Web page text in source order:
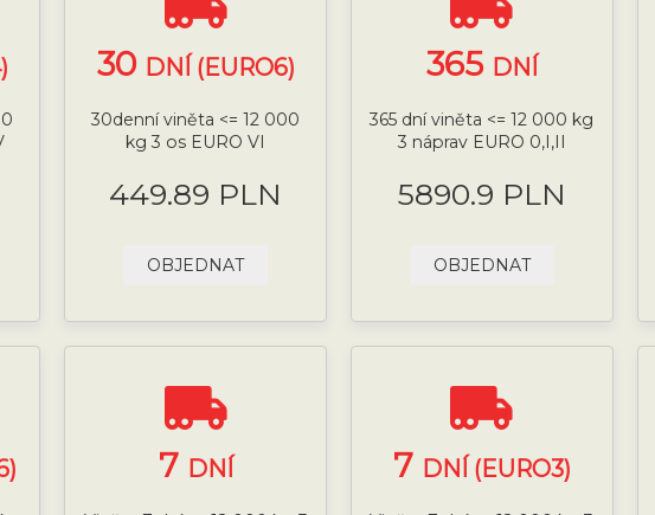
30 DNÍ (EURO6)
30denní viněta <= 12 000
kg 3 os EURO VI
449.89 PLN
OBJEDNAT
365 DNÍ
365 dní viněta <= 12 000 kg
3 náprav EURO 0,I,II
5890.9 PLN
OBJEDNAT
7 DNÍ 7 DNÍ (EURO3)